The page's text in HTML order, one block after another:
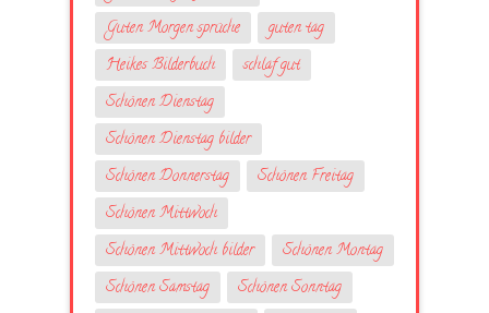
Guten Morgen sprüche
guten tag
Heikes Bilderbuch
schlaf gut
Schönen Dienstag
Schönen Dienstag bilder
Schönen Donnerstag
Schönen Freitag
Schönen Mittwoch
Schönen Mittwoch bilder
Schönen Montag
Schönen Samstag
Schönen Sonntag